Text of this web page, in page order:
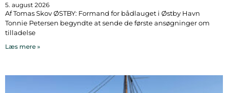
5. august 2026
Af Tomas Skov ØSTBY: Formand for bådlauget i Østby Havn
Tonnie Petersen begyndte at sende de første ansøgninger om
tilladelse
Læs mere »